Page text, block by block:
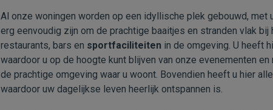
Al onze woningen worden op een idyllische plek gebouwd,
erg eenvoudig zijn om de prachtige baaitjes en stranden vlak
restaurants, bars en sportfaciliteiten in de omgeving. U heeft
waardoor u op de hoogte kunt blijven van onze evenementen
de prachtige omgeving waar u woont. Bovendien heeft u hier
waardoor uw dagelijkse leven heerlijk ontspannen is.